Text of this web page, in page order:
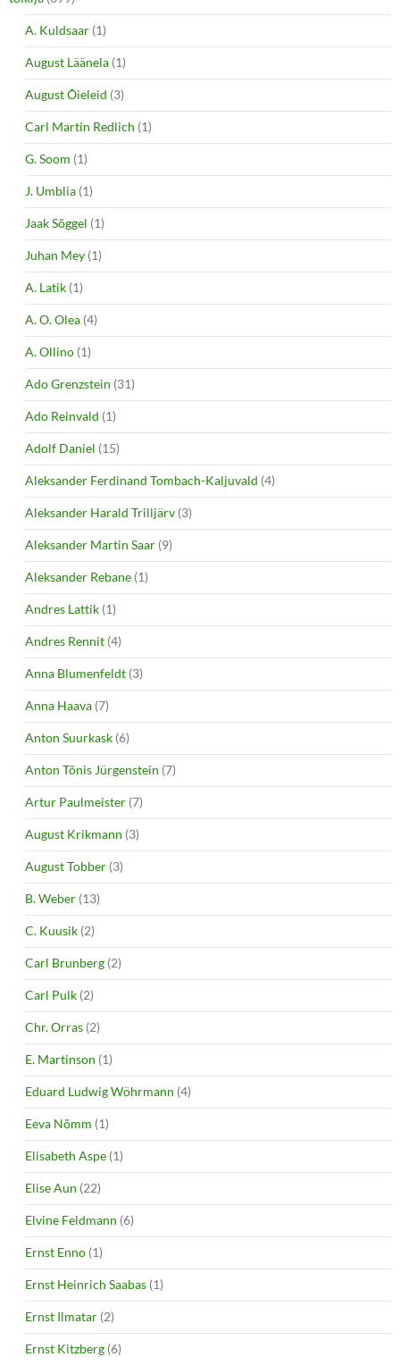
A. Kuldsaar (1)
August Läänela (1)
August Õieleid (3)
Carl Martin Redlich (1)
G. Soom (1)
J. Umblia (1)
Jaak Sõggel (1)
Juhan Mey (1)
A. Latik (1)
A. O. Olea (4)
A. Ollino (1)
Ado Grenzstein (31)
Ado Reinvald (1)
Adolf Daniel (15)
Aleksander Ferdinand Tombach-Kaljuvald (4)
Aleksander Harald Trilljärv (3)
Aleksander Martin Saar (9)
Aleksander Rebane (1)
Andres Lattik (1)
Andres Rennit (4)
Anna Blumenfeldt (3)
Anna Haava (7)
Anton Suurkask (6)
Anton Tõnis Jürgenstein (7)
Artur Paulmeister (7)
August Krikmann (3)
August Tobber (3)
B. Weber (13)
C. Kuusik (2)
Carl Brunberg (2)
Carl Pulk (2)
Chr. Orras (2)
E. Martinson (1)
Eduard Ludwig Wöhrmann (4)
Eeva Nõmm (1)
Elisabeth Aspe (1)
Elise Aun (22)
Elvine Feldmann (6)
Ernst Enno (1)
Ernst Heinrich Saabas (1)
Ernst Ilmatar (2)
Ernst Kitzberg (6)